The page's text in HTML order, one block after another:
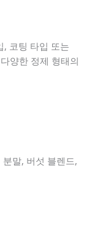
, 코팅 타입 또는
양한 정제 형태의
말, 버섯 블렌드,